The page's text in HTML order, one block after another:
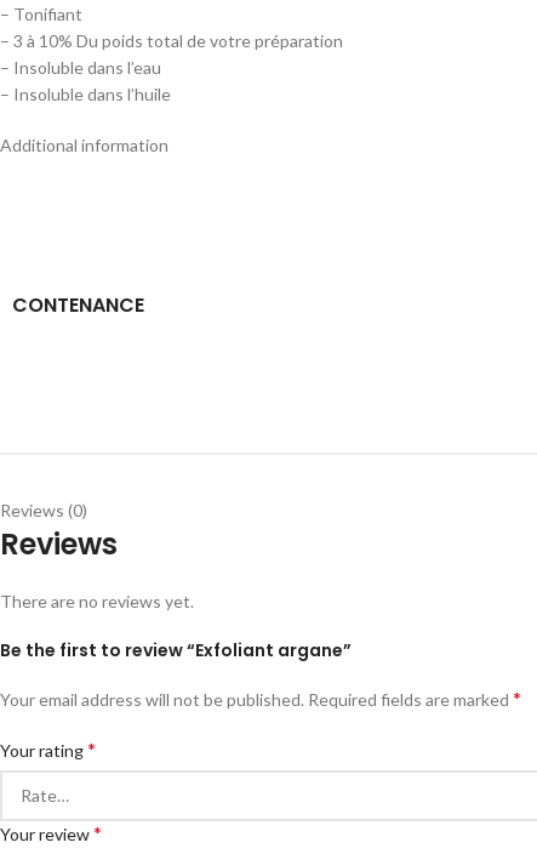
– Tonifiant
– 3 à 10% Du poids total de votre préparation
– Insoluble dans l’eau
– Insoluble dans l’huile
Additional information
CONTENANCE
Reviews (0)
Reviews
There are no reviews yet.
Be the first to review “Exfoliant argane”
Your email address will not be published. Required fields are marked *
Your rating*
Your review*